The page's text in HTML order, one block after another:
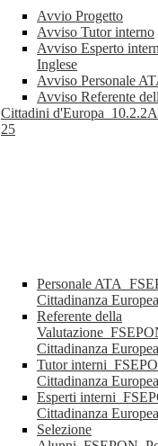
Avvio Progetto
Avviso Tutor interno
Avviso Esperto
Inglese
Avviso Personale
Avviso Referente
Cittadini
25
Personale
Cittadinanza Europea
Referente della
Cittadinanza Europea
Tutor
Cittadinanza Europea
Esperti
Cittadinanza Europea
Selezione